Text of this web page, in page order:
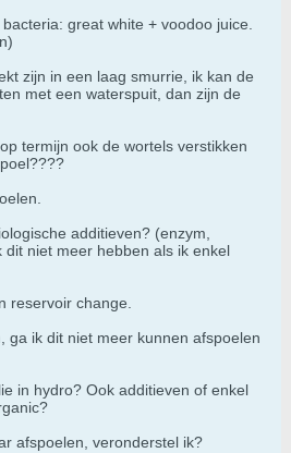
great white + voodoo juice.
zijn in een laag smurrie, ik kan de
met een waterspuit, dan zijn de
termijn ook de wortels verstikken
additieven? (enzym,
dit niet meer hebben als ik enkel
reservoir change.
ga ik dit niet meer kunnen afspoelen
in hydro? Ook additieven of enkel
afspoelen, veronderstel ik?